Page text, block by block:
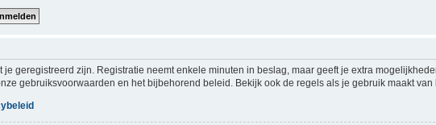
je geregistreerd zijn. Registratie neemt enkele minuten in beslag, maar geeft je extra
gebruiksvoorwaarden en het bijbehorend beleid. Bekijk ook de regels als je gebruik maakt van